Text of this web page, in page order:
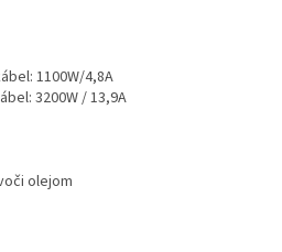
1100W/4,8A
3200W / 13,9A
olejom